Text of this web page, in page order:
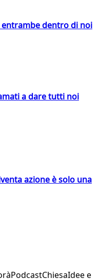
dentro di noi
a dare tutti noi
azione è solo una
PodcastChiesaIdee e